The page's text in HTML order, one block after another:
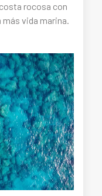
rocosa con
más vida marina.